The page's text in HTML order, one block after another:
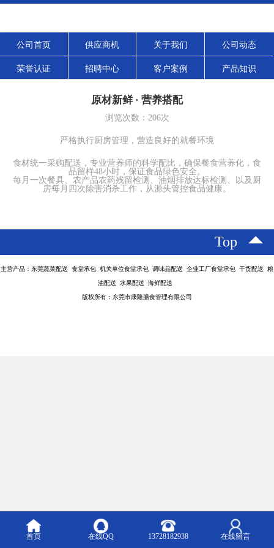
公司首页 供应商机 关于我们 公司动态
荣誉认证 招聘中心 客户案例 产品知识
原材新鲜 · 营养搭配
浏览次数： 206次
严格执行厨房管理，营造良好的就餐环境
食材统一采购配送，专业营养师的科学配比，确保餐食营养化，食
品留样48小时，保证食品绿色安全。
每月一次餐具、农产品农药残留检测、油烟排放达标检测、以及厨
房每月四次除害消杀工作，从源头管控食品健康。
Top
主营产品：东莞蔬菜配送 食堂承包 机关单位食堂承包 调味品配送 企业工厂食堂承包 干货配送 粮
油配送 水果配送 海鲜配送
版权所有：东莞市康隆膳食管理有限公司
首页 在线QQ 13728182938 在线留言